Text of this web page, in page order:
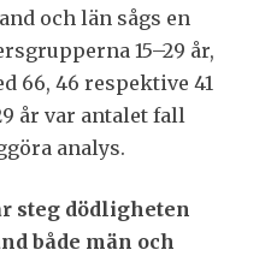
och län sågs en
15–29 år,
66, 46 respektive 41
år var antalet fall
analys.
steg dödligheten
både män och